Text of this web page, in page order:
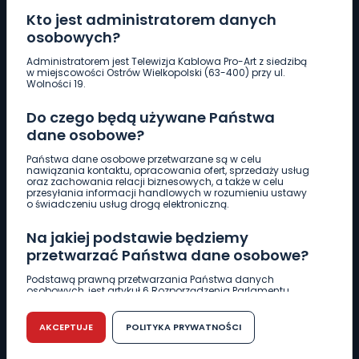
Kto jest administratorem danych
osobowych?
Administratorem jest Telewizja Kablowa Pro-Art z siedzibą
w miejscowości Ostrów Wielkopolski (63-400) przy ul.
Wolności 19.
Do czego będą używane Państwa
dane osobowe?
Państwa dane osobowe przetwarzane są w celu
nawiązania kontaktu, opracowania ofert, sprzedaży usług
oraz zachowania relacji biznesowych, a także w celu
przesyłania informacji handlowych w rozumieniu ustawy
o świadczeniu usług drogą elektroniczną.
Na jakiej podstawie będziemy
przetwarzać Państwa dane osobowe?
Podstawą prawną przetwarzania Państwa danych
osobowych, jest artykuł 6 Rozporządzenia Parlamentu
r. w sprawie ochrony osób fizycznych w związku z
przetwarzaniem danych osobowych w sprawie
swobodnego przepływu takich danych oraz uchylenia
dyrektywy 95/46/WE (RODO).
AKCEPTUJE POLITYKA PRYWATNOŚCI
Pobierz logotyp
661 997 997
REDAKCJA
62 735 22 22redakcja@wlkp24.info
DZIAŁ REKLAMY
62 735 01 85 reklama@wlkp24.info
WIADOMOŚCI
CIEKAWOSTKI